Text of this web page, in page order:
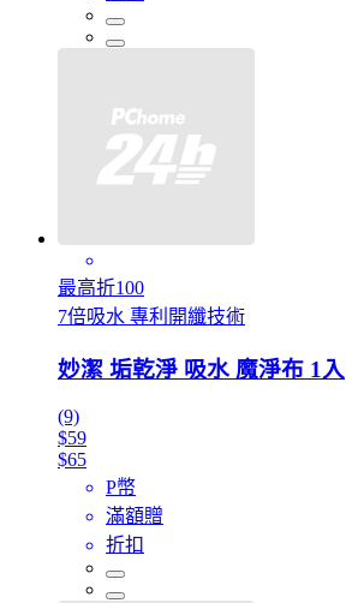
最高折100
7倍吸水 專利開纖技術
妙潔 垢乾淨 吸水 魔淨布 1入
(9)
$59
$65
P幣
滿額贈
折扣